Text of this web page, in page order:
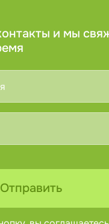
и мы
Отправить